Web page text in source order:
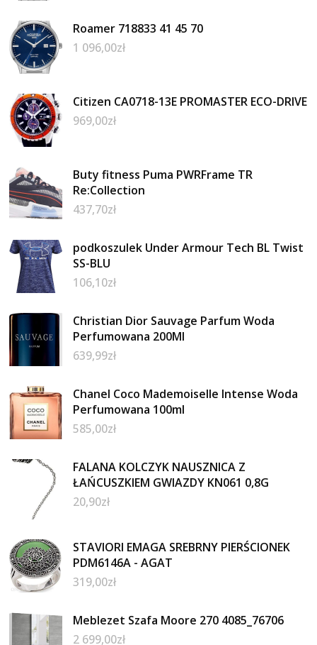
Roamer 718833 41 45 70
1 096,00zł
Citizen CA0718-13E PROMASTER ECO-DRIVE
969,00zł
Buty fitness Puma PWRFrame TR
Re:Collection
437,70zł
podkoszulek Under Armour Tech BL Twist
SS-BLU
106,10zł
Christian Dior Sauvage Parfum Woda
Perfumowana 200Ml
639,99zł
Chanel Coco Mademoiselle Intense Woda
Perfumowana 100ml
585,00zł
FALANA KOLCZYK NAUSZNICA Z
ŁAŃCUSZKIEM GWIAZDY KN061 0,8G
20,90zł
STAVIORI EMAGA SREBRNY PIERŚCIONEK
PDM6146A - AGAT
319,00zł
Meblezet Szafa Moore 270 4085_76706
2 699,00zł